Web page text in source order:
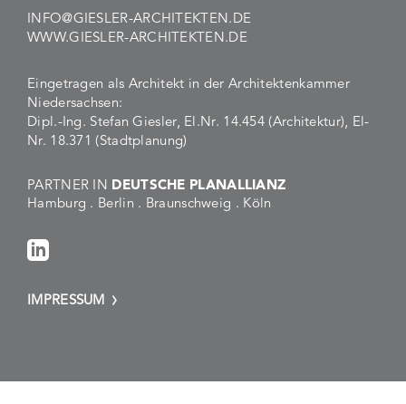
INFO@GIESLER-ARCHITEKTEN.DE
WWW.GIESLER-ARCHITEKTEN.DE
Eingetragen als Architekt in der Architektenkammer
Niedersachsen:
Dipl.-Ing. Stefan Giesler, El.Nr. 14.454 (Architektur), El-
Nr. 18.371 (Stadtplanung)
PARTNER IN DEUTSCHE PLANALLIANZ
Hamburg . Berlin . Braunschweig . Köln
IMPRESSUM